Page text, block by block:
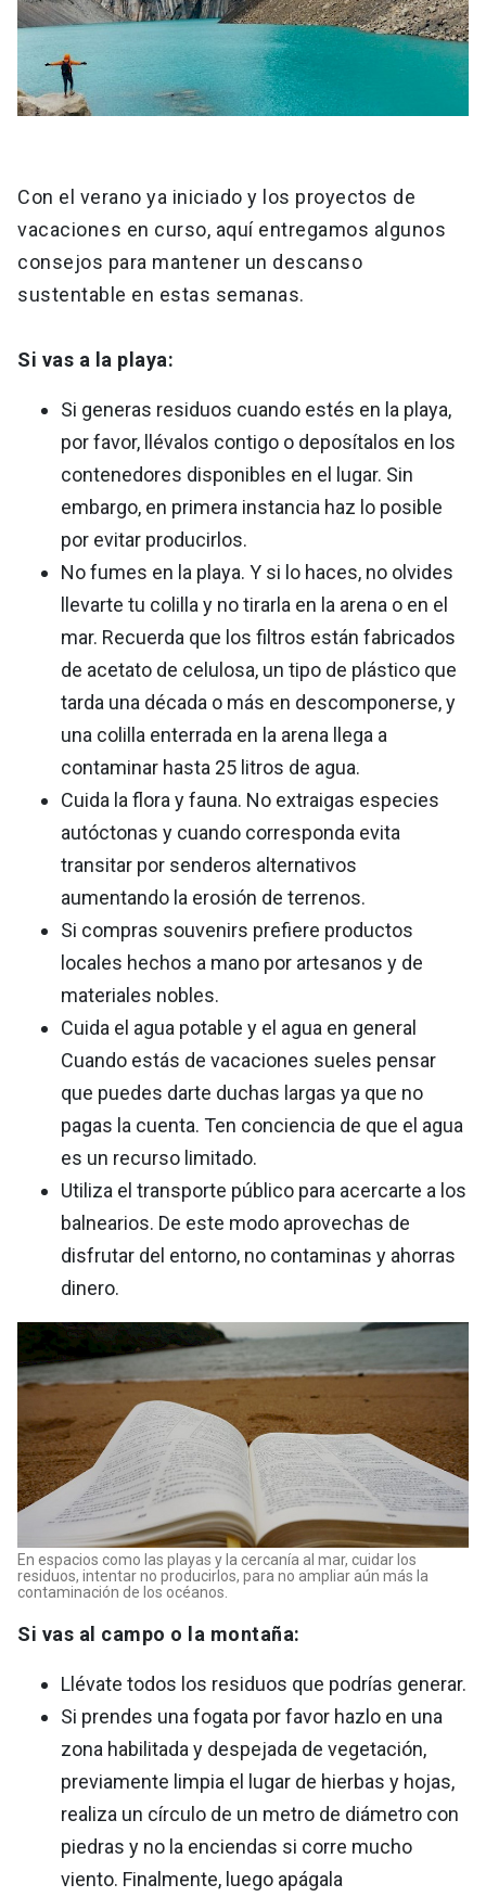
Con el verano ya iniciado y los proyectos de
vacaciones en curso, aquí entregamos algunos
consejos para mantener un descanso
sustentable en estas semanas.
Si vas a la playa:
Si generas residuos cuando estés en la playa,
por favor, llévalos contigo o deposítalos en los
contenedores disponibles en el lugar. Sin
embargo, en primera instancia haz lo posible
por evitar producirlos.
No fumes en la playa. Y si lo haces, no olvides
llevarte tu colilla y no tirarla en la arena o en el
mar. Recuerda que los filtros están fabricados
de acetato de celulosa, un tipo de plástico que
tarda una década o más en descomponerse, y
una colilla enterrada en la arena llega a
contaminar hasta 25 litros de agua.
Cuida la flora y fauna. No extraigas especies
autóctonas y cuando corresponda evita
transitar por senderos alternativos
aumentando la erosión de terrenos.
Si compras souvenirs prefiere productos
locales hechos a mano por artesanos y de
materiales nobles.
Cuida el agua potable y el agua en general
Cuando estás de vacaciones sueles pensar
que puedes darte duchas largas ya que no
pagas la cuenta. Ten conciencia de que el agua
es un recurso limitado.
Utiliza el transporte público para acercarte a los
balnearios. De este modo aprovechas de
disfrutar del entorno, no contaminas y ahorras
dinero.
En espacios como las playas y la cercanía al mar, cuidar los
residuos, intentar no producirlos, para no ampliar aún más la
contaminación de los océanos.
Si vas al campo o la montaña:
Llévate todos los residuos que podrías generar.
Si prendes una fogata por favor hazlo en una
zona habilitada y despejada de vegetación,
previamente limpia el lugar de hierbas y hojas,
realiza un círculo de un metro de diámetro con
piedras y no la enciendas si corre mucho
viento. Finalmente, luego apágala